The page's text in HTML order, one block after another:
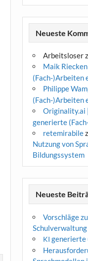
Neueste
Arbeitsloser
Maik Riecken
(Fach-)Arbeiten
Philippe
(Fach-)Arbeiten
Originality.ai
generierte
retemirabile
Nutzung von
Bildungssystem
Neueste
Vorschläge
Schulverwaltung
KI generierte